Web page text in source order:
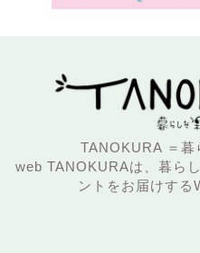
TANOKURA ＝暮
web TANOKURAは、暮ら
ントをお届けする